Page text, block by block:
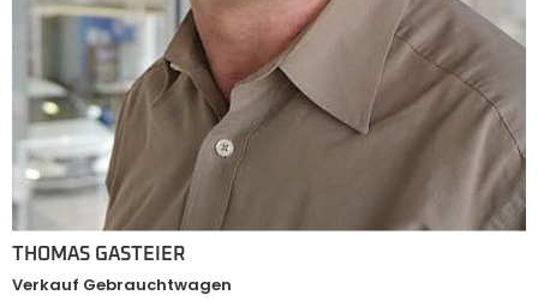
THOMAS GASTEIER
Verkauf Gebrauchtwagen